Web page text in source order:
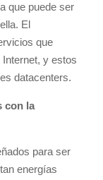
que puede ser
El
que
y estos
datacenters.
con la
para ser
energías